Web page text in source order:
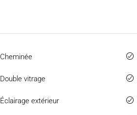
Cheminée
Double vitrage
Éclairage extérieur